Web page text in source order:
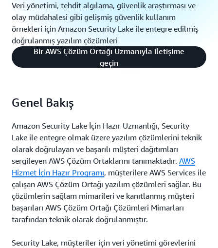
Veri yönetimi, tehdit algılama, güvenlik araştırması ve
olay müdahalesi gibi gelişmiş güvenlik kullanım
örnekleri için Amazon Security Lake ile entegre edilmiş
doğrulanmış yazılım çözümleri
Bir AWS Çözüm Ortağı Uzmanıyla iletişime
geçin
Genel Bakış
Amazon Security Lake İçin Hazır Uzmanlığı, Security
Lake ile entegre olmak üzere yazılım çözümlerini teknik
olarak doğrulayan ve başarılı müşteri dağıtımları
sergileyen AWS Çözüm Ortaklarını tanımaktadır. AWS
Hizmet İçin Hazır Programı, müşterilere AWS Services ile
çalışan AWS Çözüm Ortağı yazılım çözümleri sağlar. Bu
çözümlerin sağlam mimarileri ve kanıtlanmış müşteri
başarıları AWS Çözüm Ortağı Çözümleri Mimarları
tarafından teknik olarak doğrulanmıştır.
Security Lake, müşteriler için veri yönetimi görevlerini